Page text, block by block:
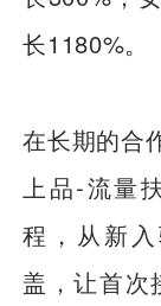
长1180%。
在长期的合
上品-流量
程，从新
盖，让首次